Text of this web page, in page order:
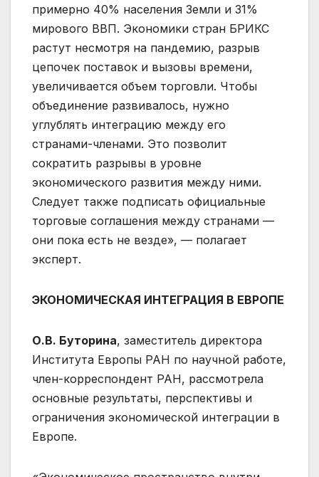
примерно 40% населения Земли и 31%
мирового ВВП. Экономики стран БРИКС
растут несмотря на пандемию, разрыв
цепочек поставок и вызовы времени,
увеличивается объем торговли. Чтобы
объединение развивалось, нужно
углублять интеграцию между его
странами-членами. Это позволит
сократить разрывы в уровне
экономического развития между ними.
Следует также подписать официальные
торговые соглашения между странами —
они пока есть не везде», — полагает
эксперт.
ЭКОНОМИЧЕСКАЯ ИНТЕГРАЦИЯ В ЕВРОПЕ
О.В. Буторина, заместитель директора
Института Европы РАН по научной работе,
член-корреспондент РАН, рассмотрела
основные результаты, перспективы и
ограничения экономической интеграции в
Европе.